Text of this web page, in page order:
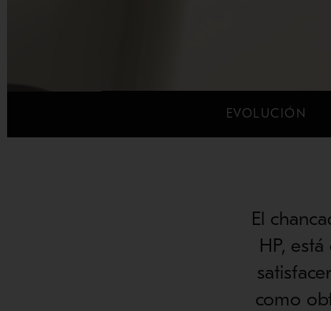
EVOLUCIÓN
El
HP,
como